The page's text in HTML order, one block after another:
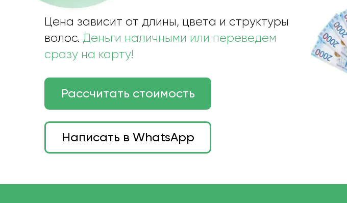
Цена зависит от длины, цвета и структуры
волос. Деньги наличными или переведем
сразу на карту!
Рассчитать стоимость
Написать в WhatsApp